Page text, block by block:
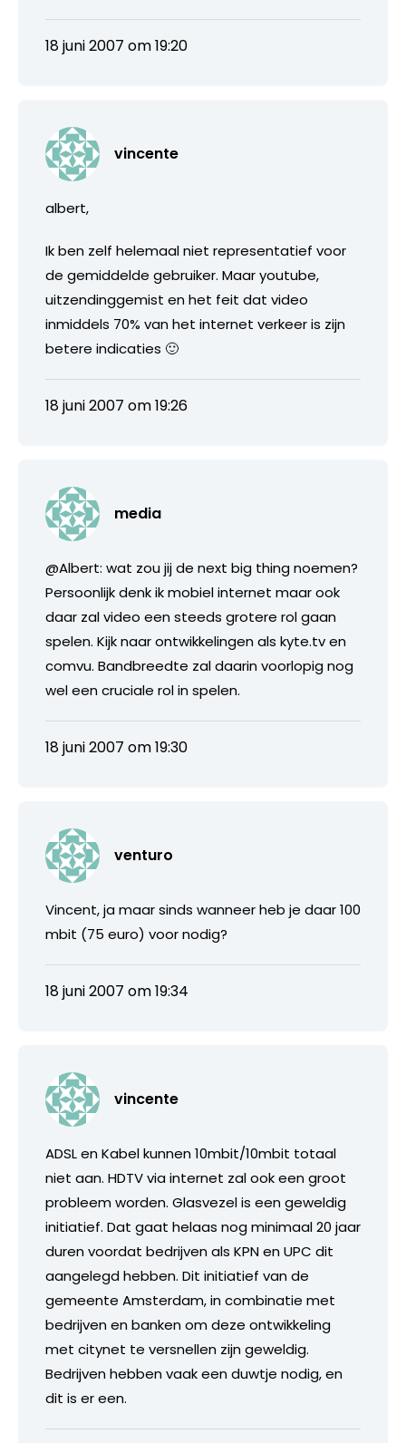
18 juni 2007 om 19:20
vincente
albert,
Ik ben zelf helemaal niet representatief voor
de gemiddelde gebruiker. Maar youtube,
uitzendinggemist en het feit dat video
inmiddels 70% van het internet verkeer is zijn
betere indicaties 🙂
18 juni 2007 om 19:26
media
@Albert: wat zou jij de next big thing noemen?
Persoonlijk denk ik mobiel internet maar ook
daar zal video een steeds grotere rol gaan
spelen. Kijk naar ontwikkelingen als kyte.tv en
comvu. Bandbreedte zal daarin voorlopig nog
wel een cruciale rol in spelen.
18 juni 2007 om 19:30
venturo
Vincent, ja maar sinds wanneer heb je daar 100
mbit (75 euro) voor nodig?
18 juni 2007 om 19:34
vincente
ADSL en Kabel kunnen 10mbit/10mbit totaal
niet aan. HDTV via internet zal ook een groot
probleem worden. Glasvezel is een geweldig
initiatief. Dat gaat helaas nog minimaal 20 jaar
duren voordat bedrijven als KPN en UPC dit
aangelegd hebben. Dit initiatief van de
gemeente Amsterdam, in combinatie met
bedrijven en banken om deze ontwikkeling
met citynet te versnellen zijn geweldig.
Bedrijven hebben vaak een duwtje nodig, en
dit is er een.